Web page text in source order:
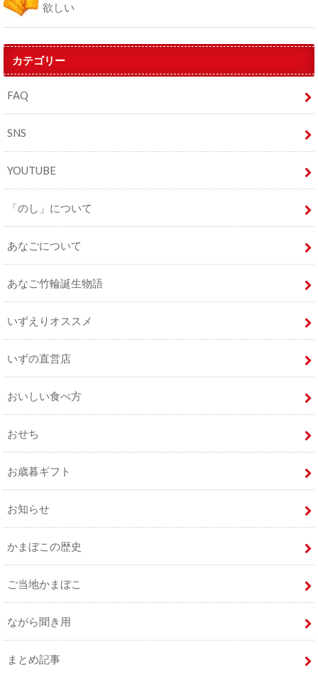
欲しい
カテゴリー
FAQ
SNS
YOUTUBE
「のし」について
あなごについて
あなご竹輪誕生物語
いずえりオススメ
いずの直営店
おいしい食べ方
おせち
お歳暮ギフト
お知らせ
かまぼこの歴史
ご当地かまぼこ
ながら聞き用
まとめ記事